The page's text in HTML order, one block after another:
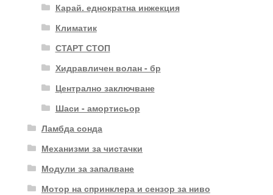
Карай. еднократна инжекция
Климатик
СТАРТ СТОП
Хидравличен волан - бр
Централно заключване
Шаси - амортисьор
Ламбда сонда
Механизми за чистачки
Модули за запалване
Мотор на спринклера и сензор за ниво